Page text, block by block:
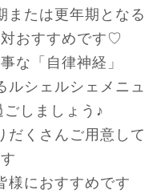
または更年期となる
おすすめです♡
な「自律神経」
ルシェルシェメニュ
しましょう♪
だくさんご用意して
様におすすめです